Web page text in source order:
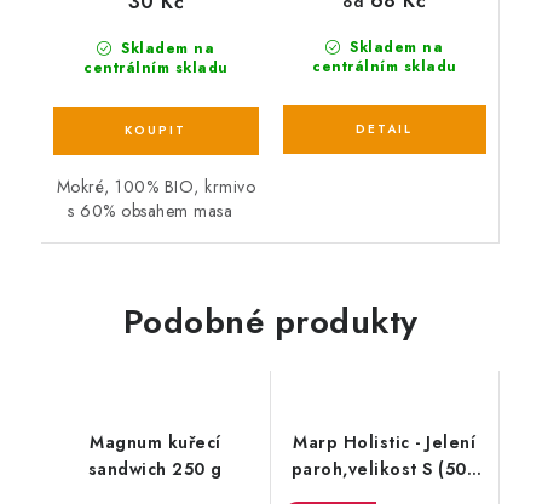
Skladem na
centrálním skladu
Mokré, 100% BIO, krmivo
s 60% obsahem masa
Skladem na
centrálním skladu
Podobné produkty
Magnum kuřecí
sandwich 250 g
Marp Holistic - Jelení
paroh,velikost S (50 -
80g) EXP 10/2023